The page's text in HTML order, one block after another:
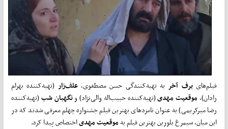
فیلم‌های برف آخربه تهیه‌کنندگی حسن مصطفوی، علف‌زار(تهیه‌کننده بهرام
رادان)،موقعیتمهدی(تهیه‌کننده حبیب‌اله والی‌نژاد) ونگهبانشب(تهیه‌کننده
رضا میرکریمی) به عنوان نامزدهای بهترین فیلم جشنواره چهلم معرفی شدند که در
این میان، سیمرغ بلورین بهترین فیلم بهموقعیتمهدیاختصاص پیدا کرد.